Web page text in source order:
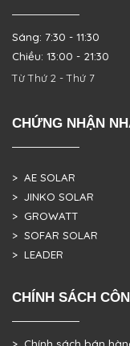
Sáng: 7:30 - 11:30
Chiều: 13:00 - 21:30
Từ Thứ 2 - Thứ 7
CHỨNG NHẬN
> AE SOLAR
> JINKO SOLAR
> GROWATT
> SOFAR SOLAR
> LEADER
CHÍNH SÁCH